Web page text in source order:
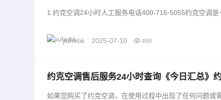
1.约克空调24小时人工服务电话400-716-5055约克空调
jiuhebk 2025-07-10 499
约克空调售后服务24小时查询《今日汇总》
如果您购买了约克空调，在使用过程中出现了任何问题